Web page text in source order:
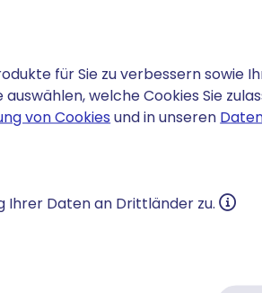
für Sie zu verbessern sowie
auswählen, welche Cookies Sie
von Cookies und in unseren
Ihrer Daten an Drittländer zu.
Schnell &
E-Mails mit Künstlicher
Sie jede Ihrer E-Mails
können Sie Ihre Kampagnen in
viele Personen Ihre E-Mails
und zu optimieren. Für textliche